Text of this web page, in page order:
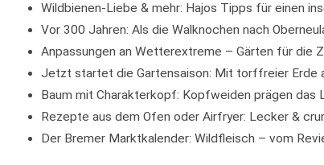
Wildbienen-Liebe & mehr: Hajos Tipps für einen
Vor 300 Jahren: Als die Walknochen nach
Anpassungen an Wetterextreme – Gärten für die
Jetzt startet die Gartensaison: Mit torffreier Erde
Baum mit Charakterkopf: Kopfweiden prägen das
Rezepte aus dem Ofen oder Airfryer: Lecker &
Der Bremer Marktkalender: Wildfleisch – vom